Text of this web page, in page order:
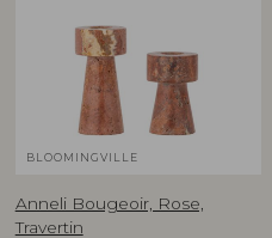
BLOOMINGVILLE
Anneli Bougeoir, Rose,
Travertin